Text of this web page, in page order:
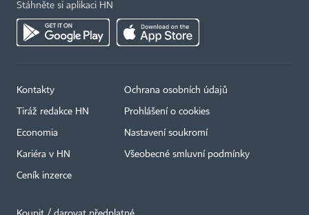
Stáhněte si aplikaci HN
Kontakty
Tiráž redakce HN
Economia
Kariéra v HN
Ceník inzerce
Ochrana osobních údajů
Prohlášení o cookies
Nastavení soukromí
Všeobecné smluvní podmínky